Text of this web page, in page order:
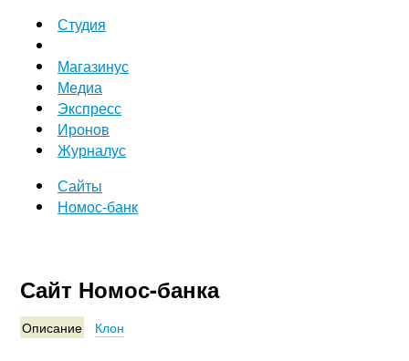
Студия
Магазинус
Медиа
Экспресс
Иронов
Журналус
Сайты
Номос-банк
Сайт Номос-банка
Описание Клон